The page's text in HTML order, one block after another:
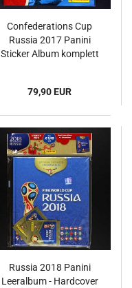
Confederations Cup
Russia 2017 Panini
Sticker Album komplett
79,90 EUR
Russia 2018 Panini
Leeralbum - Hardcover